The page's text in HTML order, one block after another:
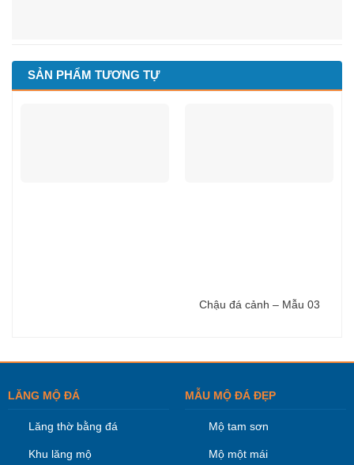
SẢN PHẨM TƯƠNG TỰ
Chậu đá cảnh – Mẫu 03
LĂNG MỘ ĐÁ
Lăng thờ bằng đá
Khu lăng mộ
MẪU MỘ ĐÁ ĐẸP
Mộ tam sơn
Mộ một mái